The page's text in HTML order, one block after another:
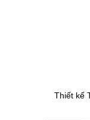
Thiết kế